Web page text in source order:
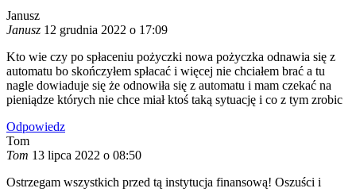
Janusz
Janusz 12 grudnia 2022 o 17:09
Kto wie czy po spłaceniu pożyczki nowa pożyczka odnawia się z
automatu bo skończyłem spłacać i więcej nie chciałem brać a tu
nagle dowiaduje się że odnowiła się z automatu i mam czekać na
pieniądze których nie chce miał ktoś taką sytuację i co z tym zrobic
Odpowiedz
Tom
Tom 13 lipca 2022 o 08:50
Ostrzegam wszystkich przed tą instytucja finansową! Oszuści i